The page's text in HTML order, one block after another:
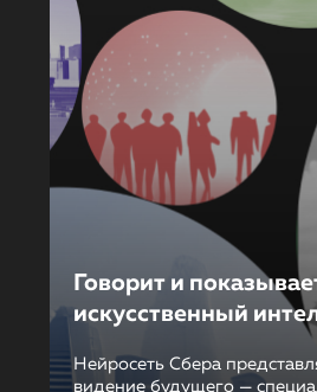
Говорит и
искусственный
Нейросеть Сбера
видение будущего —